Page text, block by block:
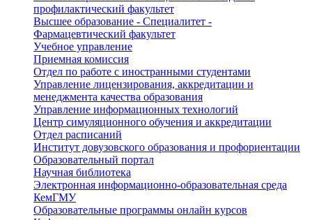
профилактический факультет
Высшее образование - Специалитет -
Фармацевтический факультет
Учебное управление
Приемная комиссия
Отдел по работе с иностранными студентами
Управление лицензирования, аккредитации и
менеджмента качества образования
Управление информационных технологий
Центр симуляционного обучения и аккредитации
Отдел расписаний
Институт довузовского образования и профориентации
Образовательный портал
Научная библиотека
Электронная информационно-образовательная среда
КемГМУ
Образовательные программы онлайн курсов